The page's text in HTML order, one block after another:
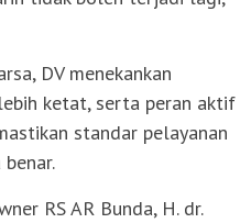
DV menekankan
ketat, serta peran aktif
standar pelayanan
RS AR Bunda, H. dr.